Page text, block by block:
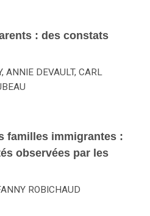
: des constats
ANNIE DEVAULT, CARL
familles immigrantes :
observées par les
ROBICHAUD